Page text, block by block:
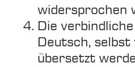
widersprochen
Die
Deutsch, selbst
übersetzt